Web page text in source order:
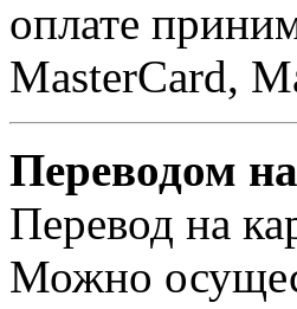
оплате
MasterCard,
Переводом
Перевод на
Можно